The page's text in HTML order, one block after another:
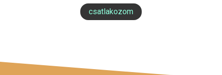
csatlakozom